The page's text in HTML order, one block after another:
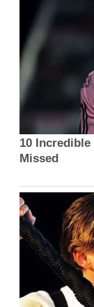
10 Incredible
Missed